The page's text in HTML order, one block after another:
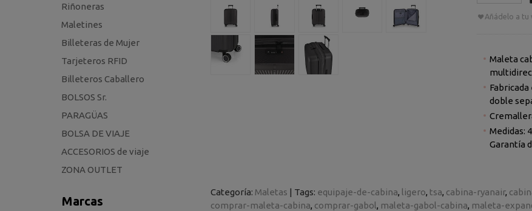
Riñoneras
Maletines
Billeteras de Mujer
Tarjeteros RFID
Billeteros Caballero
BOLSOS Sr.
PARAGÜAS
BOLSA DE VIAJE
ACCESORIOS de viaje
ZONA OUTLET
Marcas
Añádelo a tu
Maleta
doble
Medidas:
Garantía
Categoría: Maletas | Tags: equipaje-de-cabina ligero tsa cabina-ryanair
comprar-maleta-cabina comprar-gabol maleta-gabol-cabina maleta-